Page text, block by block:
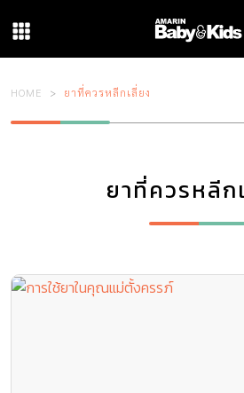
HOME ยาที่ควรหลีกเลี่ยง
ยาที่ควรหลีก